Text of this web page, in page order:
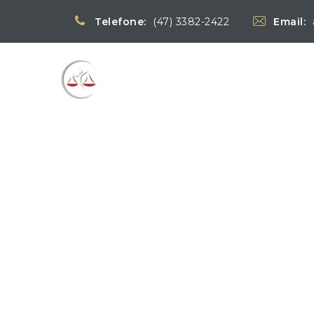
Telefone: (47) 3382-2422 Email: